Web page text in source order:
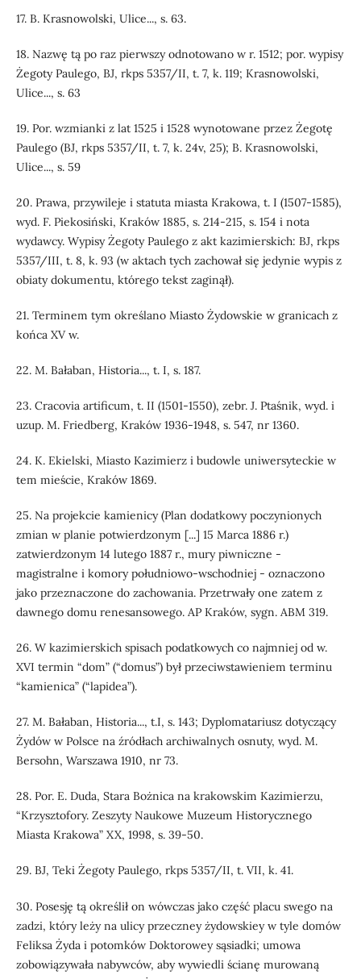
17. B. Krasnowolski, Ulice..., s. 63.
18. Nazwę tą po raz pierwszy odnotowano w r. 1512; por. wypisy
Żegoty Paulego, BJ, rkps 5357/II, t. 7, k. 119; Krasnowolski,
Ulice..., s. 63
19. Por. wzmianki z lat 1525 i 1528 wynotowane przez Żegotę
Paulego (BJ, rkps 5357/II, t. 7, k. 24v, 25); B. Krasnowolski,
Ulice..., s. 59
20. Prawa, przywileje i statuta miasta Krakowa, t. I (1507-1585),
wyd. F. Piekosiński, Kraków 1885, s. 214-215, s. 154 i nota
wydawcy. Wypisy Żegoty Paulego z akt kazimierskich: BJ, rkps
5357/III, t. 8, k. 93 (w aktach tych zachował się jedynie wypis z
obiaty dokumentu, którego tekst zaginął).
21. Terminem tym określano Miasto Żydowskie w granicach z
końca XV w.
22. M. Bałaban, Historia..., t. I, s. 187.
23. Cracovia artificum, t. II (1501-1550), zebr. J. Ptaśnik, wyd. i
uzup. M. Friedberg, Kraków 1936-1948, s. 547, nr 1360.
24. K. Ekielski, Miasto Kazimierz i budowle uniwersyteckie w
tem mieście, Kraków 1869.
25. Na projekcie kamienicy (Plan dodatkowy poczynionych
zmian w planie potwierdzonym [...] 15 Marca 1886 r.)
zatwierdzonym 14 lutego 1887 r., mury piwniczne -
magistralne i komory południowo-wschodniej - oznaczono
jako przeznaczone do zachowania. Przetrwały one zatem z
dawnego domu renesansowego. AP Kraków, sygn. ABM 319.
26. W kazimierskich spisach podatkowych co najmniej od w.
XVI termin “dom” (“domus”) był przeciwstawieniem terminu
“kamienica” (“lapidea”).
27. M. Bałaban, Historia..., t.I, s. 143; Dyplomatariusz dotyczący
Żydów w Polsce na źródłach archiwalnych osnuty, wyd. M.
Bersohn, Warszawa 1910, nr 73.
28. Por. E. Duda, Stara Bożnica na krakowskim Kazimierzu,
“Krzysztofory. Zeszyty Naukowe Muzeum Historycznego
Miasta Krakowa” XX, 1998, s. 39-50.
29. BJ, Teki Żegoty Paulego, rkps 5357/II, t. VII, k. 41.
30. Posesję tą określił on wówczas jako część placu swego na
zadzi, który leży na ulicy przeczney żydowskiey w tyle domów
Feliksa Żyda i potomków Doktorowey sąsiadki; umowa
zobowiązywała nabywców, aby wywiedli ścianę murowaną